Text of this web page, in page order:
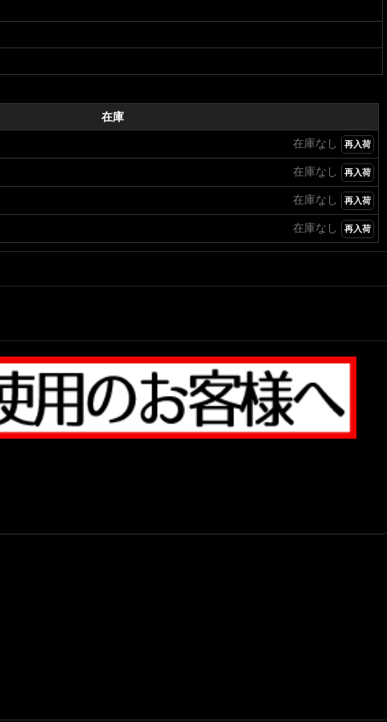
在庫
在庫なし 再入荷
在庫なし 再入荷
在庫なし 再入荷
在庫なし 再入荷